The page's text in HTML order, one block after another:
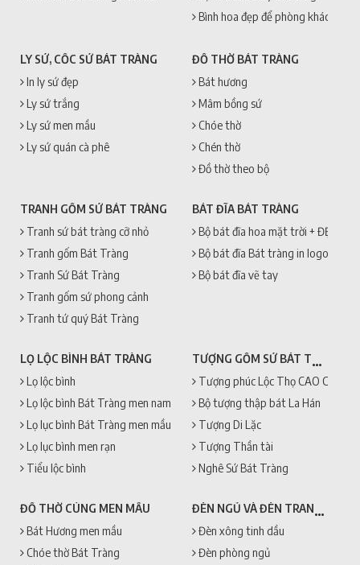
Bình hoa đẹp để phòng khách
LY SỨ, CỐC SỨ BÁT TRÀNG
In ly sứ đẹp
Ly sứ trắng
Ly sứ men mầu
Ly sứ quán cà phê
ĐỒ THỜ BÁT TRÀNG
Bát hương
Mâm bồng sứ
Chóe thờ
Chén thờ
Đồ thờ theo bộ
TRANH GỐM SỨ BÁT TRÀNG
Tranh sứ bát tràng cỡ nhỏ
Tranh gốm Bát Tràng
Tranh Sứ Bát Tràng
Tranh gốm sứ phong cảnh
Tranh tứ quý Bát Tràng
BÁT ĐĨA BÁT TRÀNG
Bộ bát đĩa hoa mặt trời + ĐẸP +
Bộ bát đĩa Bát tràng in logo
Bộ bát đĩa vẽ tay
LỌ LỘC BÌNH BÁT TRÀNG
Lọ lộc bình
Lọ lộc bình Bát Tràng men nam
Lọ lục bình Bát Tràng men mầu
Lọ lục bình men rạn
Tiểu lộc bình
TƯỢNG GỐM SỨ BÁT TRÀNG
Tượng phúc Lộc Thọ CAO CẤP +
Bộ tượng thập bát La Hán
Tượng Di Lặc
Tượng Thần tài
Nghê Sứ Bát Tràng
ĐỒ THỜ CÚNG MEN MẦU
Bát Hương men mầu
Chóe thờ Bát Tràng
ĐÈN NGỦ VÀ ĐÈN TRANG TRÍ
Đèn xông tinh dầu
Đèn phòng ngủ